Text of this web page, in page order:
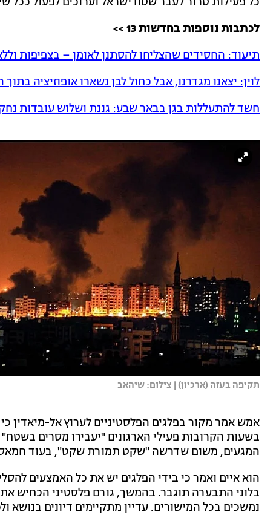
לכתבות נוספות בחדשות 13 >>
תיעוד: החסידים שהצליחו להסתנן לאומן – בצפיפות
לוין: יצאנו מגדרנו, אבל כחול לבן נשארו אופוזיציה
חשד להתעללות בגן בבאר שבע: גננת ושלוש עובדות
תקיפה בעזה (ארכיון) | צילום: שיהאב
אמש אמר מקור בפלגים הפלסטיניים לערוץ אל-מיאדין כי
בשעות הקרובות פעילי הארגונים "יעבירו מסרים
המגעים, משום שדרשה "שקט תמורת שקט", בעוד
הוא איים ואמר כי בידי הפלגים יש את כל האמצעים
בלוני התבערה תוגבר. בהמשך, גורם פלסטיני הכחיש
נמשכים בכל המישורים. עדיין מתקיימים דיונים בנושא